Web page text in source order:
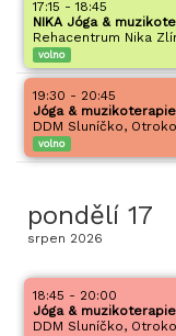
17:15 - 18:45
NIKA Jóga &
Rehacentrum Nika
volno
19:30 - 20:45
Jóga & muzikoterapie
DDM Sluníčko,
volno
pondělí 17
srpen 2026
18:45 - 20:00
Jóga & muzikoterapie
DDM Sluníčko,